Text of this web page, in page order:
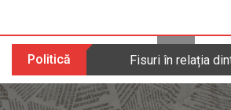
content
Politică Fisuri în relația